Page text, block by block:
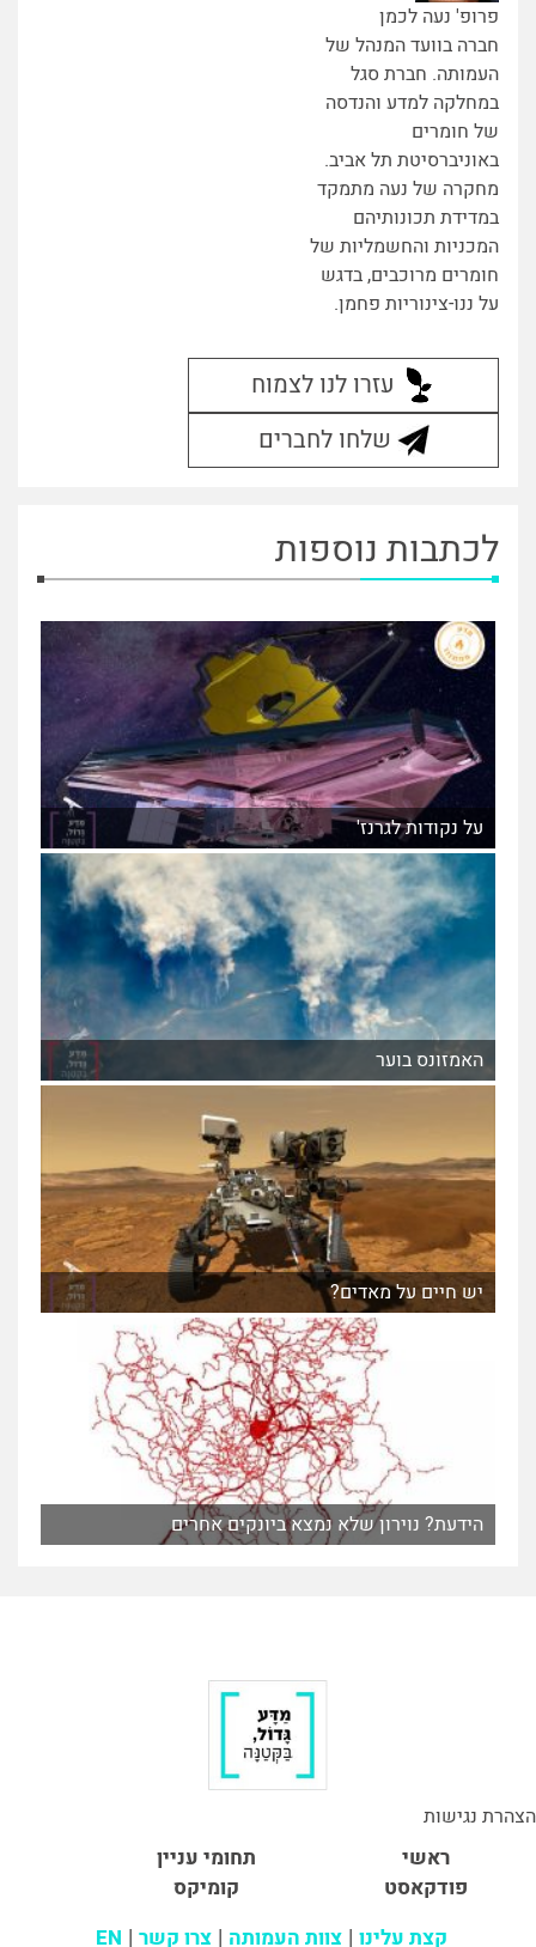
פרופ' נעה לכמן
חברה בוועד המנהל של
העמותה. חברת סגל
במחלקה למדע והנדסה
של חומרים
באוניברסיטת תל אביב.
מחקרה של נעה מתמקד
במדידת תכונותיהם
המכניות והחשמליות של
חומרים מרוכבים, בדגש
על ננו-צינוריות פחמן.
עזרו לנו לצמוח
שלחו לחברים
לכתבות נוספות
על נקודות לגרנז'
האמזונס בוער
יש חיים על מאדים?
הידעת? נוירון שלא נמצא ביונקים אחרים
הצהרת נגישות
ראשי
תחומי עניין
פודקאסט
קומיקס
קצת עלינו צוות העמותה צרו קשר EN